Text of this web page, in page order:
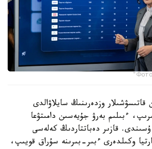
قاتىسۋشىلار وزدەرىنىڭ سايلاۋالدى
ءبىلىم بەرۋ جۇيەسىن دامىتۋعا
ۇسىندى. قازىر دەباتتاردىڭ كەلەسى
وكىلدەرى ءبىر-بىرىنە سۇراق قويىپ،